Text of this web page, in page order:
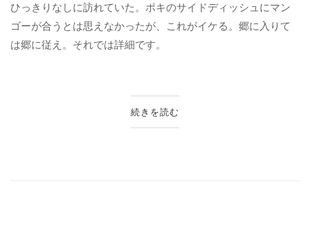
ひっきりなしに訪れていた。ポキのサイドディッシュにマン
ゴーが合うとは思えなかったが、これがイケる。郷に入りて
は郷に従え。それでは詳細です。
続きを読む